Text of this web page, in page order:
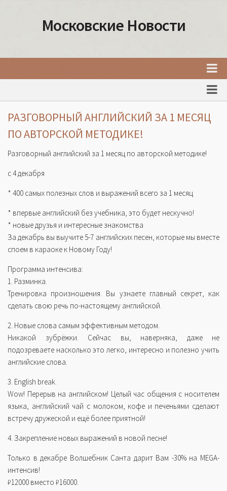
Московские Новости
РАЗГОВОРНЫЙ АНГЛИЙСКИЙ ЗА 1 МЕСЯЦ
ПО АВТОРСКОЙ МЕТОДИКЕ!
Разговорный английский за 1 месяц по авторской методике!
с 4 декабря
* 400 самых полезных слов и выражений всего за 1 месяц
* впервые английский без учебника, это будет нескучно!
* новые друзья и интересные знакомства
За декабрь вы выучите 5-7 английских песен, которые мы вместе
споем в караоке к Новому Году!
Программа интенсива:
1. Разминка.
Тренировка произношения. Вы узнаете главный секрет, как
сделать свою речь по-настоящему английской.
2. Новые слова самым эффективным методом.
Никакой зубрёжки. Сейчас вы, наверняка, даже не
подозреваете насколько это легко, интересно и полезно учить
английские слова.
3. English break.
Wow! Перерыв на английском! Целый час общения с носителем
языка, английский чай с молоком, кофе и печеньями сделают
встречу дружеской и ещё более приятной!
4. Закрепление новых выражений в новой песне!
Только в декабре Волшебник Санта дарит Вам -30% на MEGA-
интенсив!
₽12000 вместо ₽16000.